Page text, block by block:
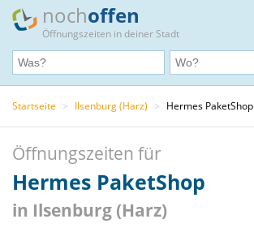
nochoffen
Öffnungszeiten in deiner Stadt
Startseite > Ilsenburg (Harz) > Hermes PaketShop
Öffnungszeiten für
Hermes PaketShop
in Ilsenburg (Harz)